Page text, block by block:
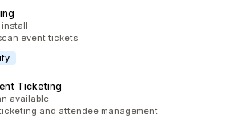
install
event tickets
Ticketing
available
and attendee management